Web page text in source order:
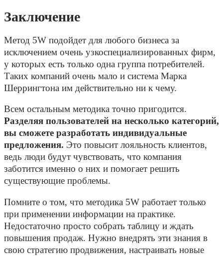
Заключение
Метод 5W подойдет для любого бизнеса за
исключением очень узкоспециализированных фирм,
у которых есть только одна группа потребителей.
Таких компаний очень мало и система Марка
Шеррингтона им действительно ни к чему.
Всем остальным методика точно пригодится.
Разделяя пользователей на несколько категорий,
вы сможете разработать индивидуальные
предложения. Это повысит лояльность клиентов,
ведь люди будут чувствовать, что компания
заботится именно о них и помогает решить
существующие проблемы.
Помните о том, что методика 5W работает только
при применении информации на практике.
Недостаточно просто собрать таблицу и ждать
повышения продаж. Нужно внедрять эти знания в
свою стратегию продвижения, настраивать новые